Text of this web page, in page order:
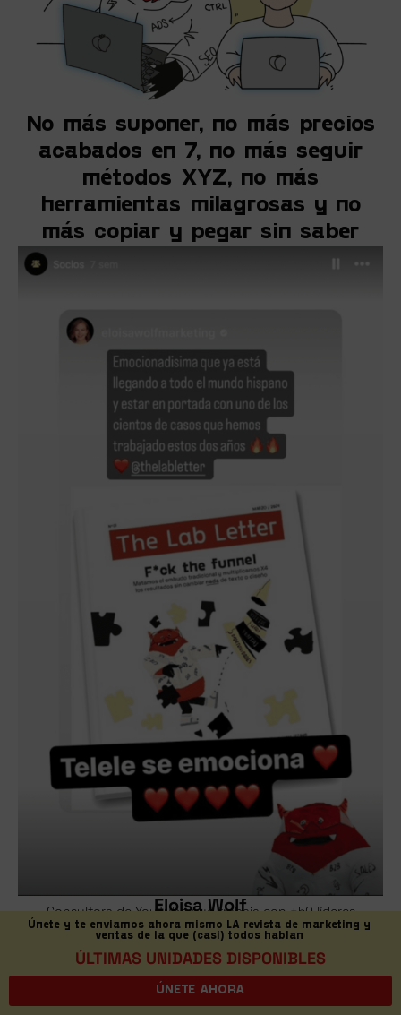
No más suponer, no más precios
acabados en 7, no más seguir
métodos XYZ, no más
herramientas milagrosas y no
más copiar y pegar sin saber
Eloisa Wolf
Consultora de YouTube que trabaja con +50 líderes
hispanos.
Únete y te enviamos ahora mismo LA revista de marketing y
ventas de la que (casi) todos hablan
ÚLTIMAS UNIDADES DISPONIBLES
ÚNETE AHORA